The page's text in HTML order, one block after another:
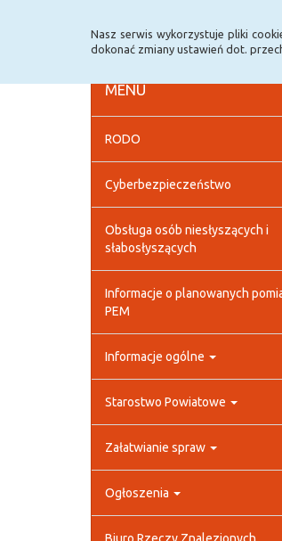
Nasz serwis wykorzystuje pliki
dokonać zmiany ustawień dot.
MENU
RODO
Cyberbezpieczeństwo
Obsługa osób niesłyszących i
słabosłyszących
Informacje o planowanych
PEM
Informacje ogólne
Starostwo Powiatowe
Załatwianie spraw
Ogłoszenia